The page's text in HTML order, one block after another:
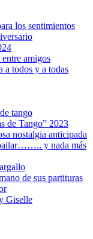
los sentimientos
amigos
a todos y a todas
tango
de Tango” 2023
nostalgia anticipada
y nada más
de sus partituras
Giselle